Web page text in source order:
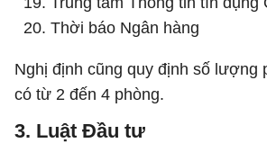
Thời báo Ngân hàng
Nghị định cũng quy định số lượng
có từ 2 đến 4 phòng.
3. Luật Đầu tư